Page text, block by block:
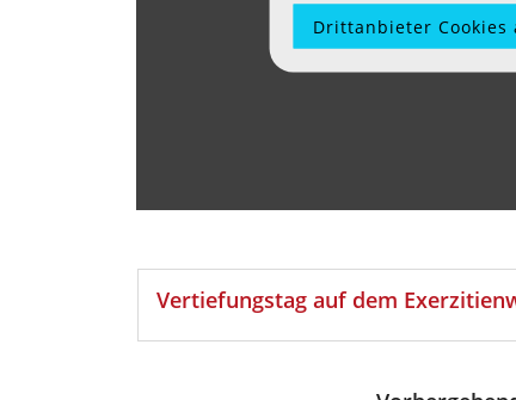
Drittanbieter Cookies
Vertiefungstag auf dem